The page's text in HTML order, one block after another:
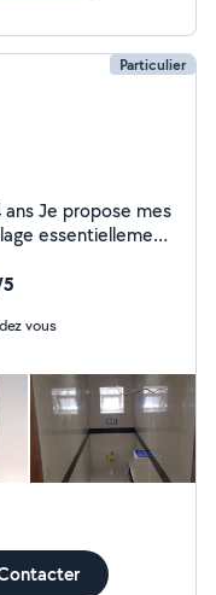
Particulier
essentiellement
tant qu entreprise
vous